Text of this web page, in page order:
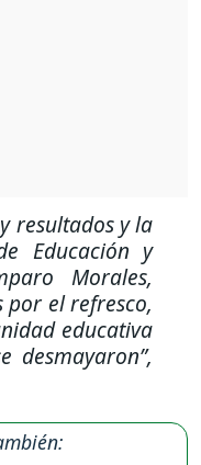
resultados y la
Educación y
Morales,
por el refresco,
educativa
desmayaron”,